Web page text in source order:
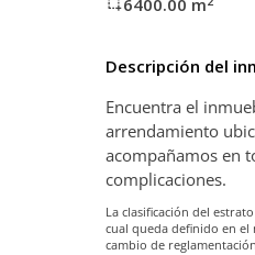
6400.00 m
Descripción del
Encuentra el
arrendamiento
acompañamos en
complicaciones.
La clasificación del
cual queda definido en
cambio de